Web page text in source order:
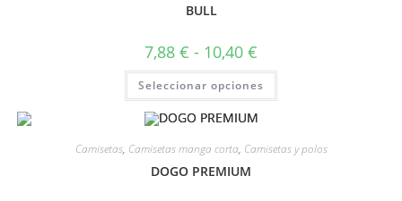
BULL
7,88 € - 10,40 €
Seleccionar opciones
Camisetas, Camisetas manga corta, Camisetas y polos
DOGO PREMIUM